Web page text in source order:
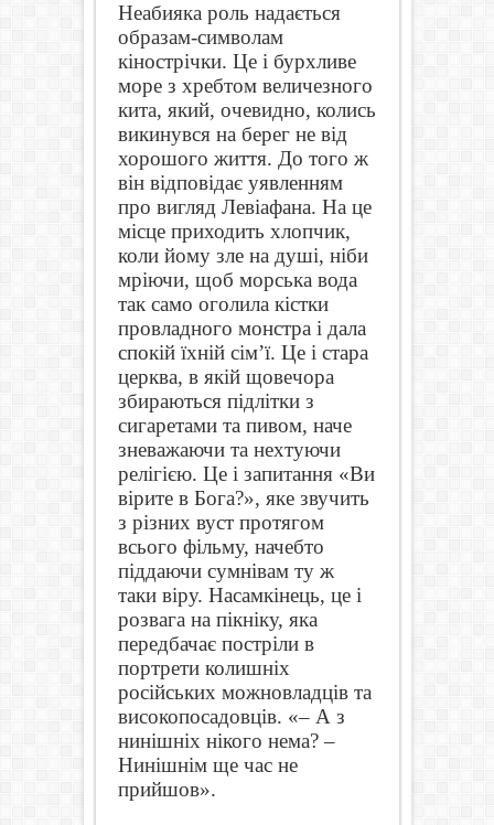
Неабияка роль надається
образам-символам
кінострічки. Це і бурхливе
море з хребтом величезного
кита, який, очевидно, колись
викинувся на берег не від
хорошого життя. До того ж
він відповідає уявленням
про вигляд Левіафана. На це
місце приходить хлопчик,
коли йому зле на душі, ніби
мріючи, щоб морська вода
так само оголила кістки
провладного монстра і дала
спокій їхній сім’ї. Це і стара
церква, в якій щовечора
збираються підлітки з
сигаретами та пивом, наче
зневажаючи та нехтуючи
релігією. Це і запитання «Ви
вірите в Бога?», яке звучить
з різних вуст протягом
всього фільму, начебто
піддаючи сумнівам ту ж
таки віру. Насамкінець, це і
розвага на пікніку, яка
передбачає постріли в
портрети колишніх
російських можновладців та
високопосадовців. «– А з
нинішніх нікого нема? –
Нинішнім ще час не
прийшов».